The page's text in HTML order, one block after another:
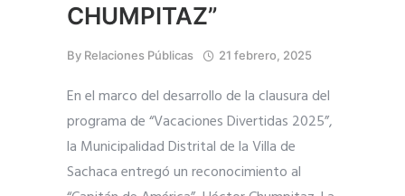
CHUMPITAZ”
By Relaciones Públicas 21 febrero, 2025
En el marco del desarrollo de la clausura del
programa de “Vacaciones Divertidas 2025”,
la Municipalidad Distrital de la Villa de
Sachaca entregó un reconocimiento al